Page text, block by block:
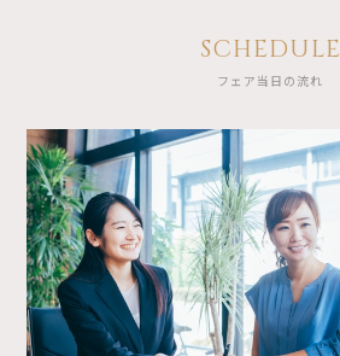
SCHEDULE
フェア当日の流れ